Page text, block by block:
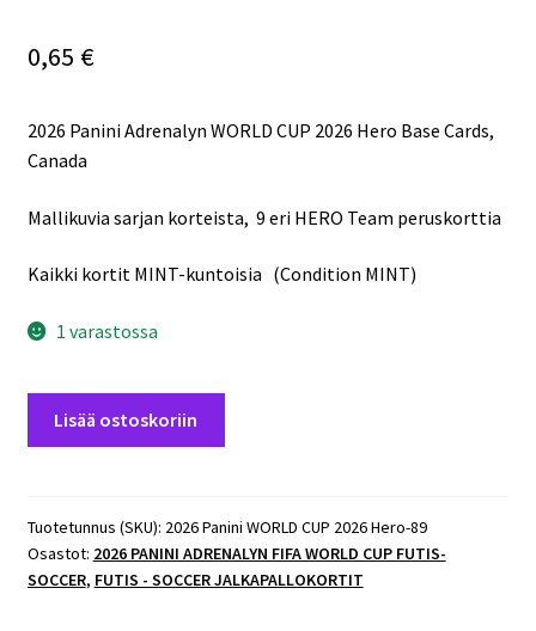
0,65 €
2026 Panini Adrenalyn WORLD CUP 2026 Hero Base Cards,
Canada
Mallikuvia sarjan korteista, 9 eri HERO Team peruskorttia
Kaikki kortit MINT-kuntoisia (Condition MINT)
1 varastossa
2026
Hero #89
Ismaël
Lisää ostoskoriin
Tuotetunnus (SKU): 2026 Panini WORLD CUP 2026 Hero-89
Osastot: 2026 PANINI ADRENALYN FIFA WORLD CUP FUTIS-
SOCCER, FUTIS - SOCCER JALKAPALLOKORTIT